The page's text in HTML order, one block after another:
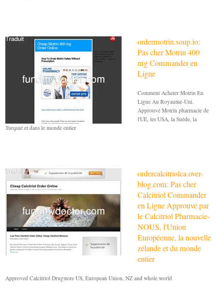
ordermotrin.soup.io:
Pas cher Motrin 400
mg Commander en
Ligne
Comment Acheter Motrin En
Ligne Au Royaume-Uni.
Approuvé Motrin pharmacie de
l'UE, les USA, la Suède, la
Turquie et dans le monde entier
ordercalcitriolca.over-
blog.com: Pas cher
Calcitriol Commander
en Ligne Approuvé par
le Calcitriol Pharmacie-
NOUS, l'Union
Européenne, la nouvelle
zélande et du monde
entier
Approved Calcitriol Drugstore US, European Union, NZ and whole world